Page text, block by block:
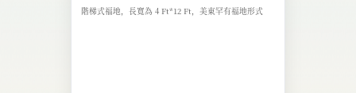
階梯式福地，長寬為 4 Ft*12 Ft，美東罕有福地形式